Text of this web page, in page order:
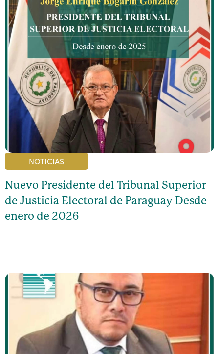
NOTICIAS
Nuevo Presidente del Tribunal Superior
de Justicia Electoral de Paraguay Desde
enero de 2026